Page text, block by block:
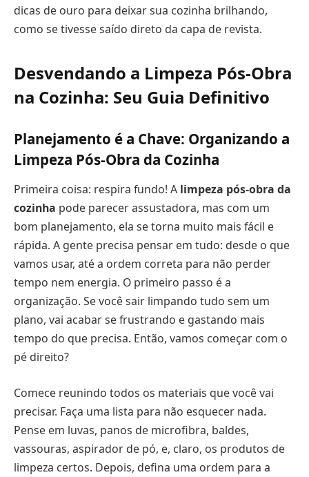
dicas de ouro para deixar sua cozinha brilhando,
como se tivesse saído direto da capa de revista.
Desvendando a Limpeza Pós-Obra
na Cozinha: Seu Guia Definitivo
Planejamento é a Chave: Organizando a
Limpeza Pós-Obra da Cozinha
Primeira coisa: respira fundo! A limpeza pós-obra da
cozinha pode parecer assustadora, mas com um
bom planejamento, ela se torna muito mais fácil e
rápida. A gente precisa pensar em tudo: desde o que
vamos usar, até a ordem correta para não perder
tempo nem energia. O primeiro passo é a
organização. Se você sair limpando tudo sem um
plano, vai acabar se frustrando e gastando mais
tempo do que precisa. Então, vamos começar com o
pé direito?
Comece reunindo todos os materiais que você vai
precisar. Faça uma lista para não esquecer nada.
Pense em luvas, panos de microfibra, baldes,
vassouras, aspirador de pó, e, claro, os produtos de
limpeza certos. Depois, defina uma ordem para a